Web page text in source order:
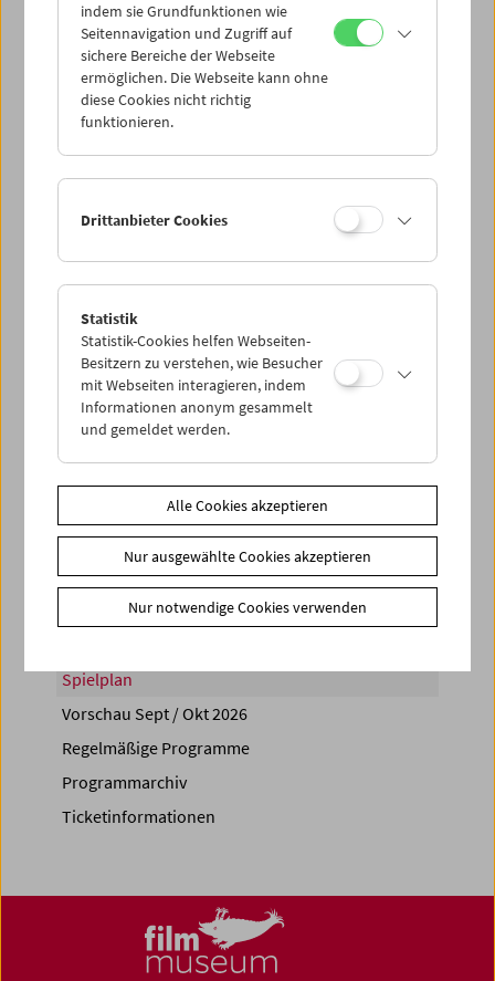
Mi 8.4.
Do 9.4.
Sa 11.4.
PROGRAMM ÜBERBLICK
Share on
Spielplan
Vorschau Sept / Okt 2026
Regelmäßige Programme
Programmarchiv
Ticketinformationen
indem sie Grundfunktionen wie
Seitennavigation und Zugriff auf
sichere Bereiche der Webseite
ermöglichen. Die Webseite kann ohne
diese Cookies nicht richtig
funktionieren.
Drittanbieter Cookies
Statistik
Statistik-Cookies helfen Webseiten-
Besitzern zu verstehen, wie Besucher
mit Webseiten interagieren, indem
Informationen anonym gesammelt
und gemeldet werden.
Alle Cookies akzeptieren
Nur ausgewählte Cookies akzeptieren
Nur notwendige Cookies verwenden